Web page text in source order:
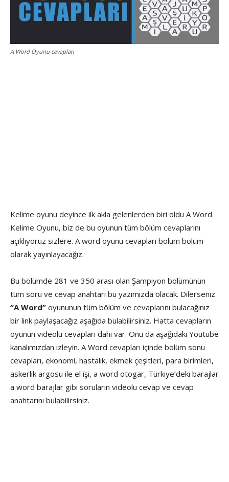
A Word Oyunu cevapları
Kelime oyunu deyince ilk akla gelenlerden biri oldu A Word
Kelime Oyunu, biz de bu oyunun tüm bölüm cevaplarını
açıklıyoruz sizlere. A word oyunu cevapları bölüm bölüm
olarak yayınlayacağız.
Bu bölümde 281 ve 350 arası olan Şampiyon bölümünün
tüm soru ve cevap anahtarı bu yazımızda olacak. Dilerseniz
“A Word” oyununun tüm bölüm ve cevaplarını bulacağınız
bir link paylaşacağız aşağıda bulabilirsiniz. Hatta cevapların
oyunun videolu cevapları dahi var. Onu da aşağıdaki Youtube
kanalımızdan izleyin. A Word cevapları içinde bölüm sonu
cevapları, ekonomi, hastalık, ekmek çeşitleri, para birimleri,
askerlik argosu ile el işi, a word otogar, Türkiye’deki barajlar
a word barajlar gibi soruların videolu cevap ve cevap
anahtarını bulabilirsiniz.